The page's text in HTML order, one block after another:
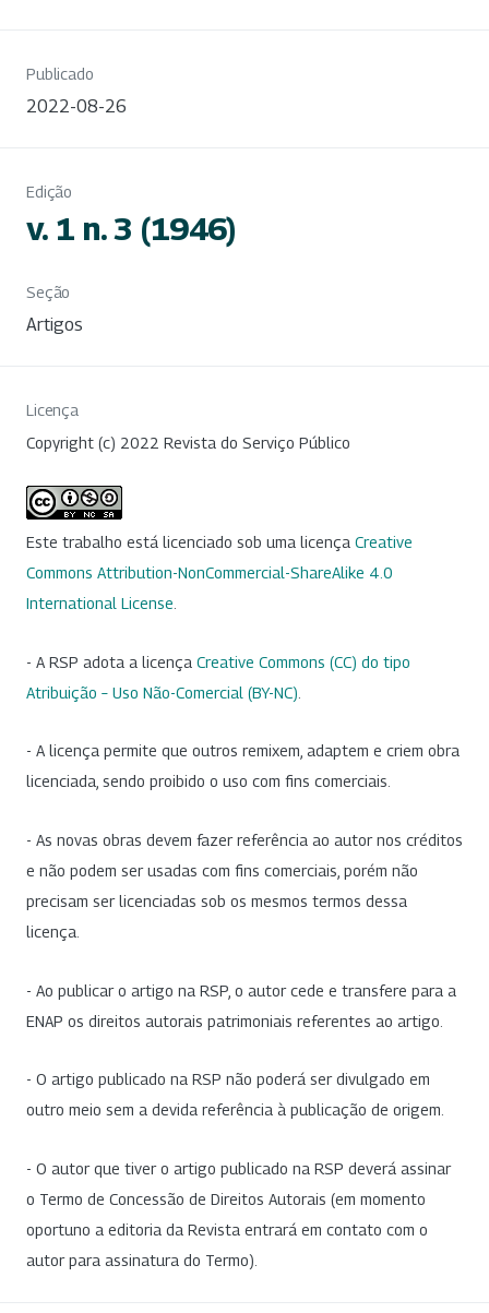
Publicado
2022-08-26
Edição
v. 1 n. 3 (1946)
Seção
Artigos
Licença
Copyright (c) 2022 Revista do Serviço Público
Este trabalho está licenciado sob uma licença Creative
Commons Attribution-NonCommercial-ShareAlike 4.0
International License
- A RSP adota a licença Creative Commons (CC) do tipo
Atribuição – Uso Não-Comercial (BY-NC)
- A licença permite que outros remixem, adaptem e criem obra
licenciada, sendo proibido o uso com fins comerciais.
- As novas obras devem fazer referência ao autor nos créditos
e não podem ser usadas com fins comerciais, porém não
precisam ser licenciadas sob os mesmos termos dessa
licença.
- Ao publicar o artigo na RSP, o autor cede e transfere para a
ENAP os direitos autorais patrimoniais referentes ao artigo.
- O artigo publicado na RSP não poderá ser divulgado em
outro meio sem a devida referência à publicação de origem.
- O autor que tiver o artigo publicado na RSP deverá assinar
o Termo de Concessão de Direitos Autorais (em momento
oportuno a editoria da Revista entrará em contato com o
autor para assinatura do Termo).